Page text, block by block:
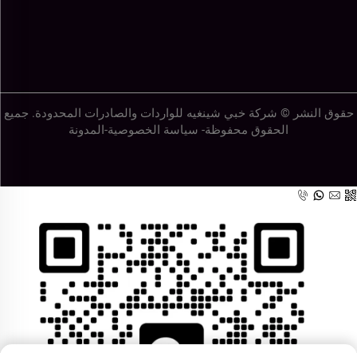
حقوق النشر © شركة خبي شينغيه للواردات والصادرات المحدودة. جميع
الحقوق محفوظة- سياسة الخصوصية-المدونة